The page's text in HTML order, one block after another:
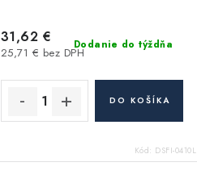
Dodanie do týždňa
25,71 € bez DPH
31,62 €
DO KOŠÍKA
Kód: DSFI-0410L